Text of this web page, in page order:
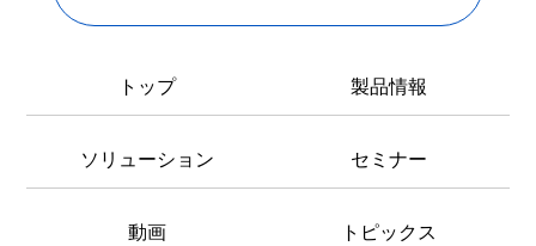
トップ 製品情報
ソリューション セミナー
動画 トピックス